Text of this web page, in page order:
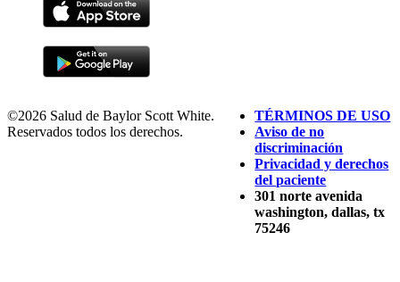
©2026 Salud de Baylor Scott White.
Reservados todos los derechos.
TÉRMINOS DE USO
Aviso de no
discriminación
Privacidad y derechos
del paciente
301 norte avenida
washington, dallas, tx
75246